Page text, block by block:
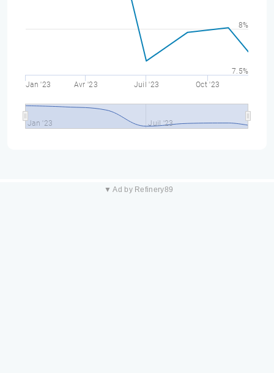
Jan '23 Avr '23 Juil '23 Oct '23
Jan '23 Juil '23
7.5%
8%
▼ Ad by Refinery89